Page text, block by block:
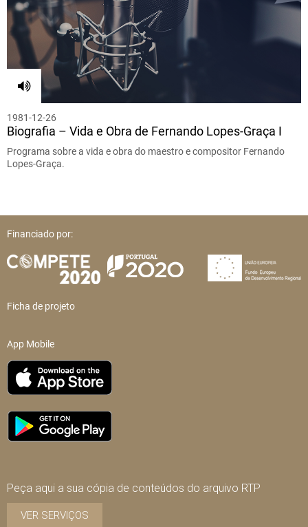
1981-12-26
Biografia – Vida e Obra de Fernando Lopes-Graça I
Programa sobre a vida e obra do maestro e compositor Fernando
Lopes-Graça.
Financiado por:
Ficha de projeto
App Mobile
Peça aqui a sua cópia de conteúdos do arquivo RTP
VER SERVIÇOS